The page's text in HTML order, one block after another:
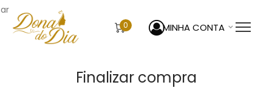
0 MINHA CONTA
Finalizar compra